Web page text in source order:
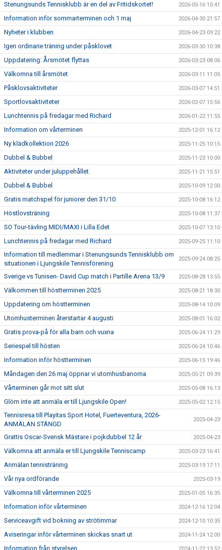
Stenungsunds Tennisklubb är en del av Fritidskortet! 2026-05-16 10:41
Information inför sommarterminen och 1 maj 2026-04-30 21:57
Nyheter i klubben 2026-04-23 09:22
Igen ordinarie träning under påsklovet 2026-03-30 10:38
Uppdatering: Årsmötet flyttas 2026-03-23 08:06
Välkomna till årsmötet 2026-03-11 11:05
Påsklovsaktiviteter 2026-03-07 14:51
Sportlovsaktiviteter 2026-02-07 15:56
Lunchtennis på fredagar med Richard 2026-01-22 11:55
Information om vårterminen 2025-12-01 16:12
Ny klädkollektion 2026 2025-11-25 10:15
Dubbel & Bubbel 2025-11-23 10:00
Aktiviteter under juluppehållet 2025-11-21 15:51
Dubbel & Bubbel 2025-10-09 12:00
Gratis matchspel för juniorer den 31/10 2025-10-08 16:12
Höstlovsträning 2025-10-08 11:37
SO Tour-tävling MIDI/MAXI i Lilla Edet 2025-10-07 13:10
Lunchtennis på fredagar med Richard 2025-09-25 11:10
Information till medlemmar i Stenungsunds Tennisklubb om
situationen i Ljungskile Tennisförening
2025-09-24 08:25
Sverige vs Tunisen- David Cup match i Partille Arena 13/9 2025-08-28 13:55
Välkommen till höstterminen 2025 2025-08-21 18:30
Uppdatering om höstterminen 2025-08-14 10:09
Utomhusterminen återstartar 4 augusti 2025-08-01 16:02
Gratis prova-på för alla barn och vuxna 2025-06-24 11:29
Seriespel till hösten 2025-06-24 10:46
Information inför höstterminen 2025-06-15 19:46
Måndagen den 26 maj öppnar vi utomhusbanorna 2025-05-21 09:39
Vårterminen går mot sitt slut 2025-05-08 16:13
Glöm inte att anmäla er till Ljungskile Open! 2025-05-02 12:15
Tennisresa till Playitas Sport Hotel, Fuerteventura, 2026-
ANMÄLAN STÄNGD
2025-04-23
Grattis Oscar-Svensk Mästare i pojkdubbel 12 år 2025-04-23
Välkomna att anmäla er till Ljungskile Tenniscamp 2025-03-23 16:41
Anmälan tennisträning 2025-03-19 17:11
Vår nya ordförande 2025-03-19
Välkomna till vårterminen 2025 2025-01-05 16:35
Information inför vårterminen 2024-12-16 12:04
Serviceavgift vid bokning av strötimmar 2024-12-10 10:35
Aviseringar inför vårterminen skickas snart ut 2024-11-24 12:00
Information från styrelsen